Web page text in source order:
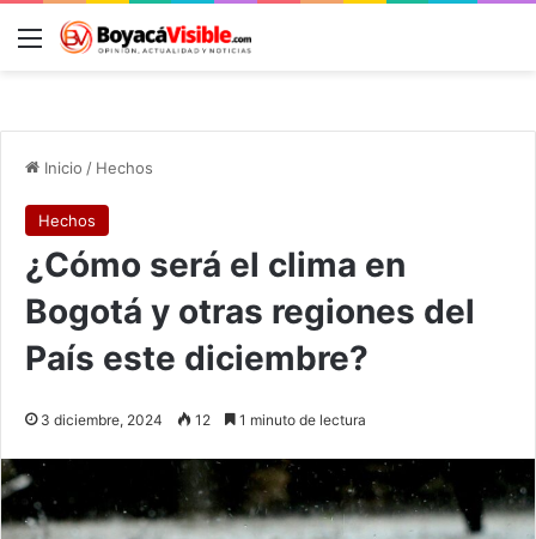
Menú
Inicio / Hechos
Hechos
¿Cómo será el clima en
Bogotá y otras regiones del
País este diciembre?
3 diciembre, 2024 12 1 minuto de lectura